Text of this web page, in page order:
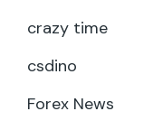
crazy time
csdino
Forex News